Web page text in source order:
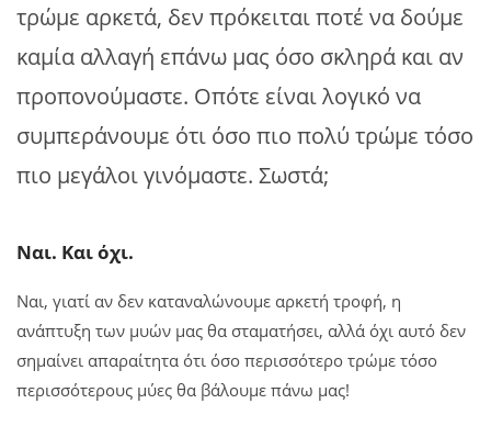
τρώμε αρκετά, δεν πρόκειται ποτέ να δούμε
καμία αλλαγή επάνω μας όσο σκληρά και αν
προπονούμαστε. Οπότε είναι λογικό να
συμπεράνουμε ότι όσο πιο πολύ τρώμε τόσο
πιο μεγάλοι γινόμαστε. Σωστά;
Ναι. Και όχι.
Ναι, γιατί αν δεν καταναλώνουμε αρκετή τροφή, η
ανάπτυξη των μυών μας θα σταματήσει, αλλά όχι αυτό δεν
σημαίνει απαραίτητα ότι όσο περισσότερο τρώμε τόσο
περισσότερους μύες θα βάλουμε πάνω μας!